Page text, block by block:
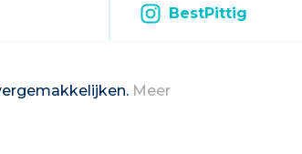
Meer
BestPittig